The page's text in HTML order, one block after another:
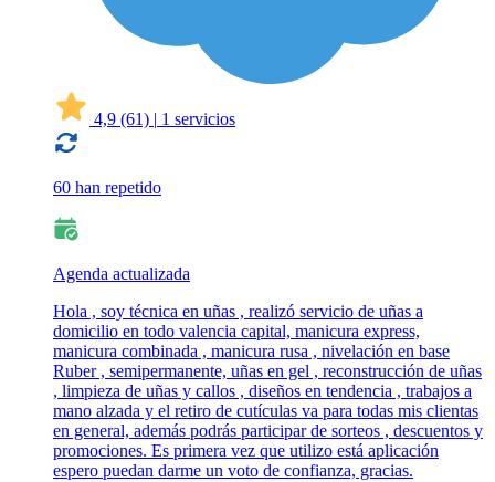
4,9 (61) | 1 servicios
60 han repetido
Agenda actualizada
Hola , soy técnica en uñas , realizó servicio de uñas a
domicilio en todo valencia capital, manicura express,
manicura combinada , manicura rusa , nivelación en base
Ruber , semipermanente, uñas en gel , reconstrucción de uñas
, limpieza de uñas y callos , diseños en tendencia , trabajos a
mano alzada y el retiro de cutículas va para todas mis clientas
en general, además podrás participar de sorteos , descuentos y
promociones. Es primera vez que utilizo está aplicación
espero puedan darme un voto de confianza, gracias.